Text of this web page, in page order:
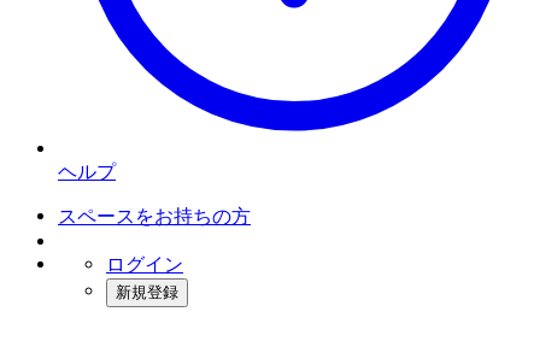
ヘルプ
スペースをお持ちの方
ログイン
新規登録